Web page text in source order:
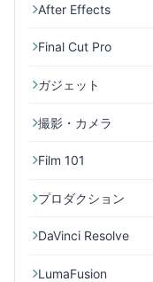
After Effects
Final Cut Pro
ガジェット
撮影・カメラ
Film 101
プロダクション
DaVinci Resolve
LumaFusion